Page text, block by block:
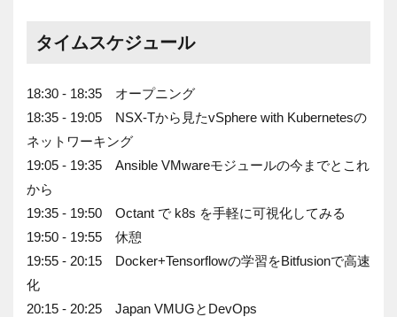
タイムスケジュール
18:30 - 18:35 オープニング
18:35 - 19:05 NSX-Tから見たvSphere with Kubernetesの
ネットワーキング
19:05 - 19:35 Ansible VMwareモジュールの今までとこれ
から
19:35 - 19:50 Octant で k8s を手軽に可視化してみる
19:50 - 19:55 休憩
19:55 - 20:15 Docker+Tensorflowの学習をBitfusionで高速
化
20:15 - 20:25 Japan VMUGとDevOps